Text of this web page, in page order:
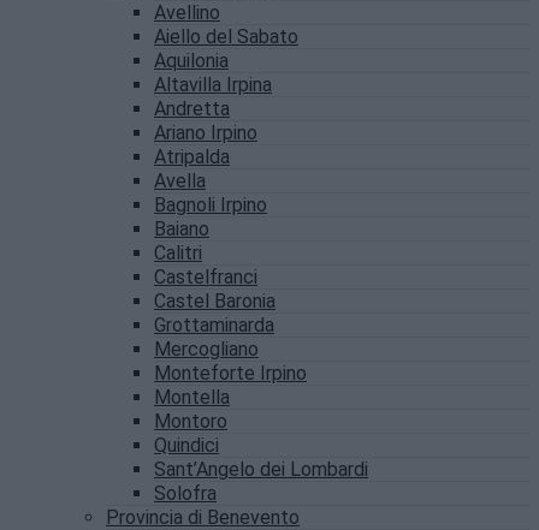
Avellino
Aiello del Sabato
Aquilonia
Altavilla Irpina
Andretta
Ariano Irpino
Atripalda
Avella
Bagnoli Irpino
Baiano
Calitri
Castelfranci
Castel Baronia
Grottaminarda
Mercogliano
Monteforte Irpino
Montella
Montoro
Quindici
Sant’Angelo dei Lombardi
Solofra
Provincia di Benevento